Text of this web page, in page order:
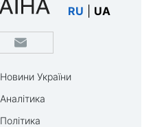
RU UA
Новини України
Аналітика
Політика